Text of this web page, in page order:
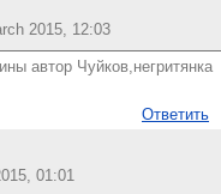
2015, 12:03
автор Чуйков,негритянка
Ответить
01:01